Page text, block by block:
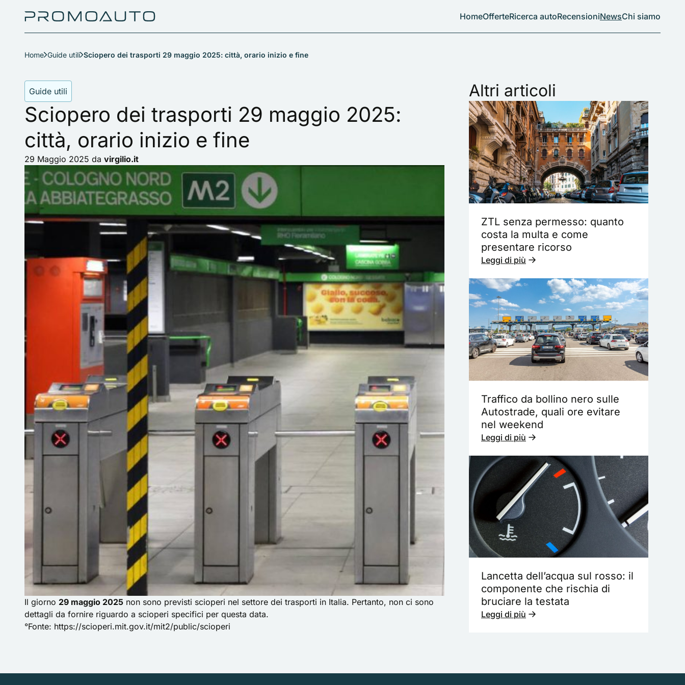
HomeOfferteRicerca autoRecensioniNewsChi siamo
Home Guide utili Sciopero dei trasporti 29 maggio 2025: città, orario inizio e fine
Guide utili
Sciopero dei trasporti 29 maggio 2025:
città, orario inizio e fine
29 Maggio 2025 da virgilio.it
Il giorno 29 maggio 2025 non sono previsti scioperi nel settore dei trasporti in Italia. Pertanto, non ci sono
dettagli da fornire riguardo a scioperi specifici per questa data.
°Fonte: https://scioperi.mit.gov.it/mit2/public/scioperi
Altri articoli
ZTL senza permesso: quanto
costa la multa e come
presentare ricorso
Leggi di più
Traffico da bollino nero sulle
Autostrade, quali ore evitare
nel weekend
Leggi di più
Lancetta dell’acqua sul rosso: il
componente che rischia di
bruciare la testata
Leggi di più